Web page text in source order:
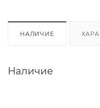
НАЛИЧИЕ
Наличие